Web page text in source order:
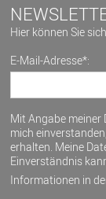
Hier können Sie
E-Mail-Adresse*:
Mit Angabe meiner
mich
erhalten. Meine
Einverständnis
Informationen in